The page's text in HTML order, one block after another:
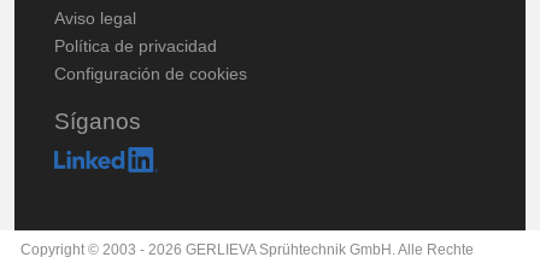
Aviso legal
Política de privacidad
Configuración de cookies
Síganos
Copyright © 2003 - 2026 GERLIEVA Sprühtechnik GmbH. Alle Rechte